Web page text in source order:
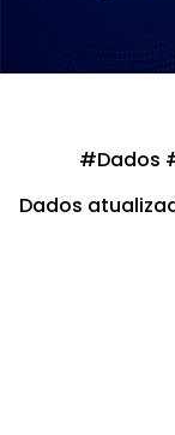
#Dados
Dados